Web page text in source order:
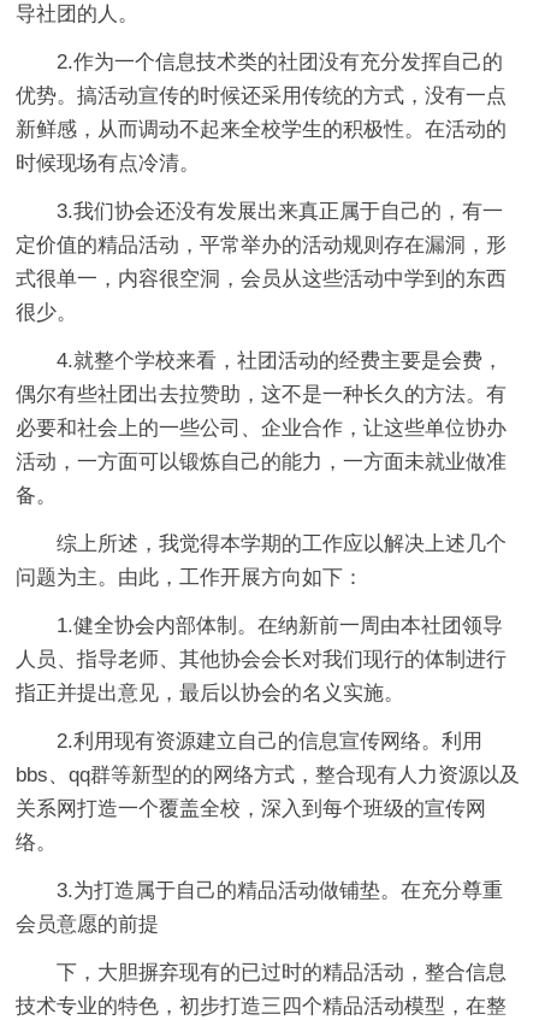
导社团的人。
2.作为一个信息技术类的社团没有充分发挥自己的
优势。搞活动宣传的时候还采用传统的方式，没有一点
新鲜感，从而调动不起来全校学生的积极性。在活动的
时候现场有点冷清。
3.我们协会还没有发展出来真正属于自己的，有一
定价值的精品活动，平常举办的活动规则存在漏洞，形
式很单一，内容很空洞，会员从这些活动中学到的东西
很少。
4.就整个学校来看，社团活动的经费主要是会费，
偶尔有些社团出去拉赞助，这不是一种长久的方法。有
必要和社会上的一些公司、企业合作，让这些单位协办
活动，一方面可以锻炼自己的能力，一方面未就业做准
备。
综上所述，我觉得本学期的工作应以解决上述几个
问题为主。由此，工作开展方向如下：
1.健全协会内部体制。在纳新前一周由本社团领导
人员、指导老师、其他协会会长对我们现行的体制进行
指正并提出意见，最后以协会的名义实施。
2.利用现有资源建立自己的信息宣传网络。利用
bbs、qq群等新型的的网络方式，整合现有人力资源以及
关系网打造一个覆盖全校，深入到每个班级的宣传网
络。
3.为打造属于自己的精品活动做铺垫。在充分尊重
会员意愿的前提
下，大胆摒弃现有的已过时的精品活动，整合信息
技术专业的特色，初步打造三四个精品活动模型，在整